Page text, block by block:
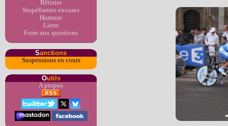
Bêtisier
Stupéfiantes excuses
Humour
Liens
Foire aux questions
Sanctions
Suspensions en cours
Outils
A propos